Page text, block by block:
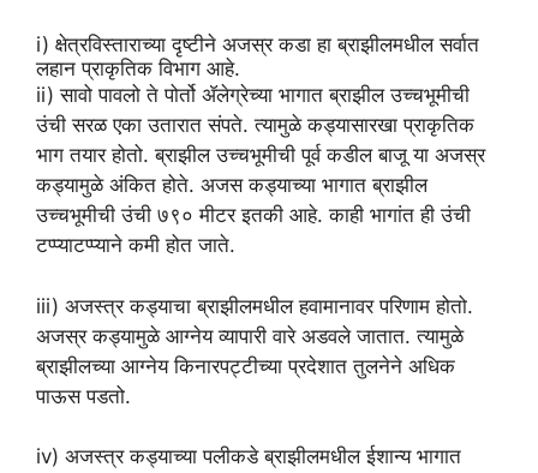
i) क्षेत्रविस्ताराच्या दृष्टीने अजस्र कडा हा ब्राझीलमधील सर्वात
लहान प्राकृतिक विभाग आहे.
ii) सावो पावलो ते पोर्तो ॲलेग्रेच्या भागात ब्राझील उच्चभूमीची
उंची सरळ एका उतारात संपते. त्यामुळे कड्यासारखा प्राकृतिक
भाग तयार होतो. ब्राझील उच्चभूमीची पूर्व कडील बाजू या अजस्र
कड्यामुळे अंकित होते. अजस कड्याच्या भागात ब्राझील
उच्चभूमीची उंची ७९० मीटर इतकी आहे. काही भागांत ही उंची
टप्प्याटप्प्याने कमी होत जाते.
iii) अजस्त्र कड्याचा ब्राझीलमधील हवामानावर परिणाम होतो.
अजस्र कड्यामुळे आग्नेय व्यापारी वारे अडवले जातात. त्यामुळे
ब्राझीलच्या आग्नेय किनारपट्टीच्या प्रदेशात तुलनेने अधिक
पाऊस पडतो.
iv) अजस्त्र कड्याच्या पलीकडे ब्राझीलमधील ईशान्य भागात